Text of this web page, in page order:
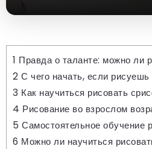
1 Правда о таланте: можно ли
2 С чего начать, если рисуешь
3 Как научиться рисовать
4 Рисование во взрослом
5 Самостоятельное обучение
6 Можно ли научиться